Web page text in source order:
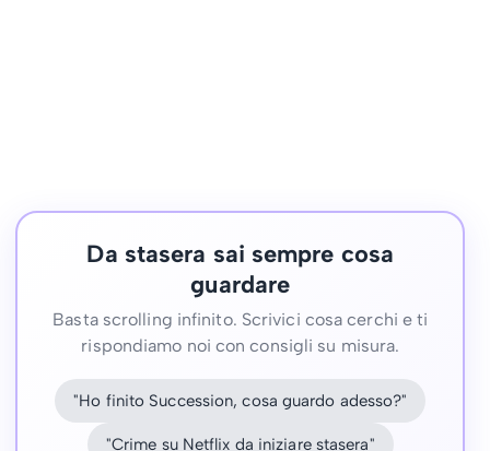
Da stasera sai sempre cosa
guardare
Basta scrolling infinito. Scrivici cosa cerchi e ti
rispondiamo noi con consigli su misura.
"Ho finito Succession, cosa guardo adesso?"
"Crime su Netflix da iniziare stasera"